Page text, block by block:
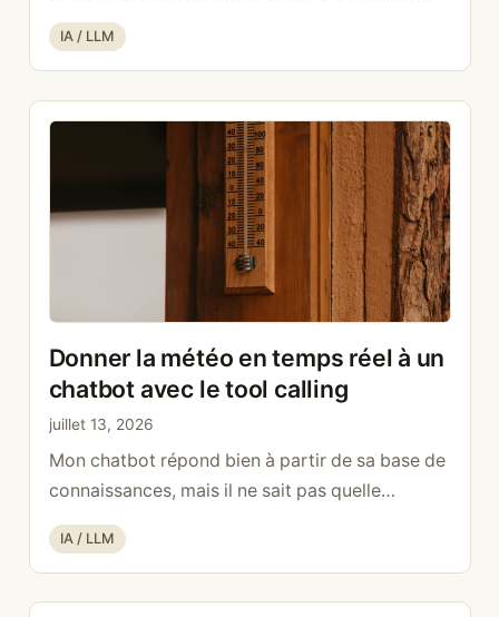
s’occupe des finances ? Le bot a répondu avec
un nom, une fonction et le présent de l’indicatif.
Le nom existait bien. La fonction était juste,
mais elle l’était en 2019 : la personne avait quitté
Lire la suite
Catégories
IA / LLM
Donner la météo en temps réel à un
chatbot avec le tool calling
juillet 13, 2026
Mon chatbot répond bien à partir de sa base de
connaissances, mais il ne sait pas quelle
température il fait en ce moment. Quand un
visiteur demande « il fait combien de degrés ? »,
le modèle invente un chiffre sans hésiter. Pour
Catégories
IA / LLM